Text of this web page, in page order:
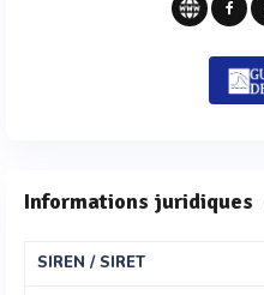
Informations juridiques
SIREN / SIRET